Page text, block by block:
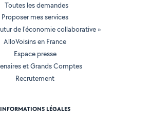
Toutes les demandes
Proposer mes services
de l'économie collaborative »
AlloVoisins en France
Espace presse
et Grands Comptes
Recrutement
INFORMATIONS LÉGALES